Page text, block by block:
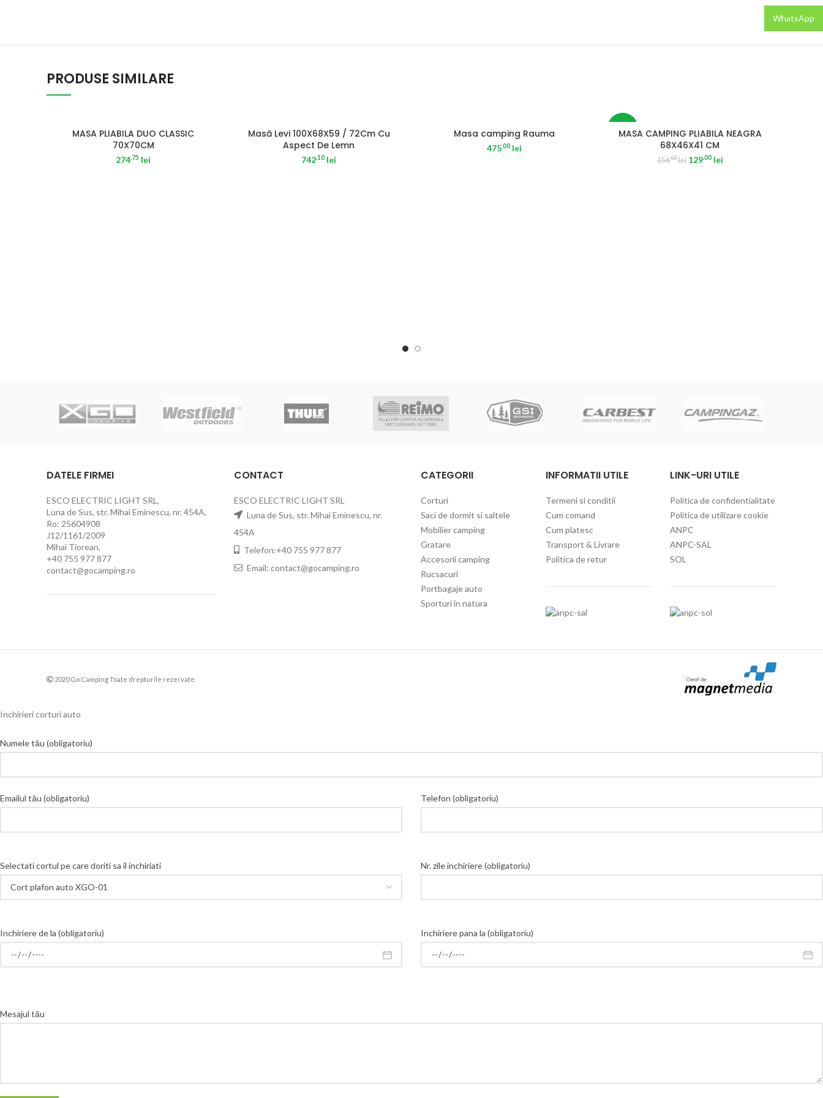
PRODUSE SIMILARE
MASA PLIABILA DUO CLASSIC
70X70CM
274.75 lei
Masă Levi 100X68X59 / 72Cm Cu
Aspect De Lemn
742.10 lei
Masa camping Rauma
475.00 lei
SOLD OUT
MASA CAMPING PLIABILA NEAGRA
68X46X41 CM
156.00lei 129.00 lei
DATELE FIRMEI
ESCO ELECTRIC LIGHT SRL,
Luna de Sus, str. Mihai Eminescu, nr. 454A,
Ro: 25604908
J12/1161/2009
Mihai Tiorean,
+40 755 977 877
contact@gocamping.ro
CONTACT
ESCO ELECTRIC LIGHT SRL
Luna de Sus, str. Mihai Eminescu, nr.
454A
Telefon:+40 755 977 877
Email: contact@gocamping.ro
CATEGORII
Corturi
Saci de dormit si saltele
Mobilier camping
Gratare
Accesorii camping
Rucsacuri
Portbagaje auto
Sporturi în natura
INFORMATII UTILE
Termeni si conditii
Cum comand
Cum platesc
Transport & Livrare
Politica de retur
LINK-URI UTILE
Politica de confidentialitate
Politica de utilizare cookie
ANPC
ANPC-SAL
SOL
2020 Go Camping Toate drepturile rezervate.
Inchirieri corturi auto
Numele tău (obligatoriu)
Emailul tău (obligatoriu) Telefon (obligatoriu)
Selectati cortul pe care doriti sa il inchiriati Nr. zile inchiriere (obligatoriu)
Inchiriere de la (obligatoriu) Inchiriere pana la (obligatoriu)
Mesajul tău
WhatsApp